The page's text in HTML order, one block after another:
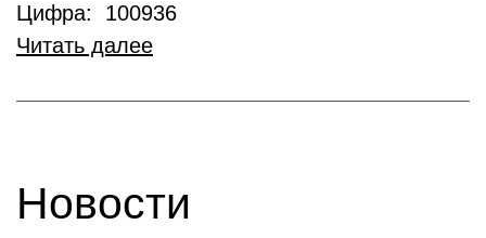
Цифра: 100936
Читать далее
Новости